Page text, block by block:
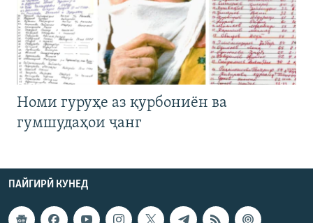
Номи гуруҳе аз қурбониён ва
гумшудаҳои ҷанг
ПАЙГИРӢ КУНЕД